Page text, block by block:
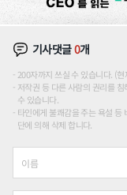
기사댓글0개
200자까지 쓰실 수 있습니다. (
저작권 등 다른 사람의 권리를
수 있습니다.
타인에게 불쾌감을 주는 욕설 등
단에 의해 삭제 합니다.